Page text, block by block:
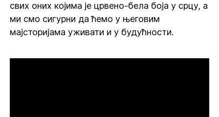
свих оних којима је црвено-бела боја у срцу, а
ми смо сигурни да ћемо у његовим
мајсторијама уживати и у будућности.